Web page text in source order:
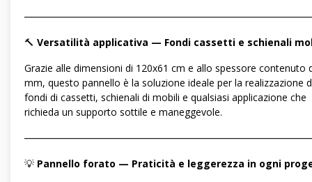
🔨 Versatilità applicativa — Fondi cassetti e schienali
Grazie alle dimensioni di 120x61 cm e allo spessore contenuto
mm, questo pannello è la soluzione ideale per la realizzazione
fondi di cassetti, schienali di mobili e qualsiasi applicazione che
richieda un supporto sottile e maneggevole.
💡 Pannello forato — Praticità e leggerezza in ogni